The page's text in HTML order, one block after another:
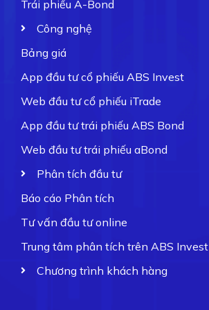
Trái phiếu A-Bond
Công nghệ
Bảng giá
App đầu tư cổ phiếu ABS Invest
Web đầu tư cổ phiếu iTrade
App đầu tư trái phiếu ABS Bond
Web đầu tư trái phiếu aBond
Phân tích đầu tư
Báo cáo Phân tích
Tư vấn đầu tư online
Trung tâm phân tích trên ABS Invest
Chương trình khách hàng